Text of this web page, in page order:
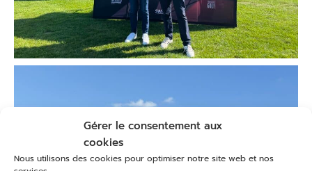
Gérer le consentement aux
cookies
Nous utilisons des cookies pour optimiser notre site web et nos